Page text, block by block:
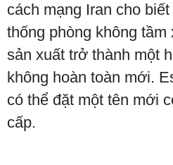
cách mạng Iran cho
thống phòng không tầm
sản xuất trở thành một
không hoàn toàn mới.
có thể đặt một tên mới
cấp.